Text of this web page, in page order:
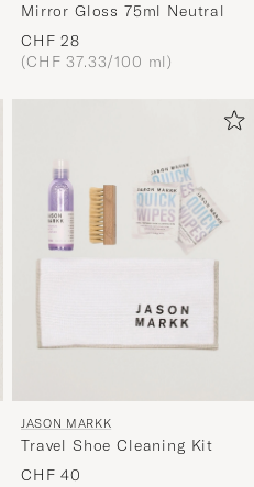
Mirror Gloss 75ml Neutral
CHF 28
(CHF 37.33/100 ml)
JASON MARKK
Travel Shoe Cleaning Kit
CHF 40